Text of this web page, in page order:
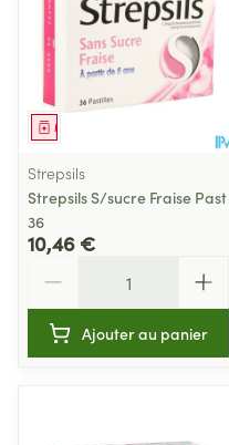
Médicament
Strepsils
Strepsils S/sucre Fraise Past
36
10,46 €
Ajouter au panier